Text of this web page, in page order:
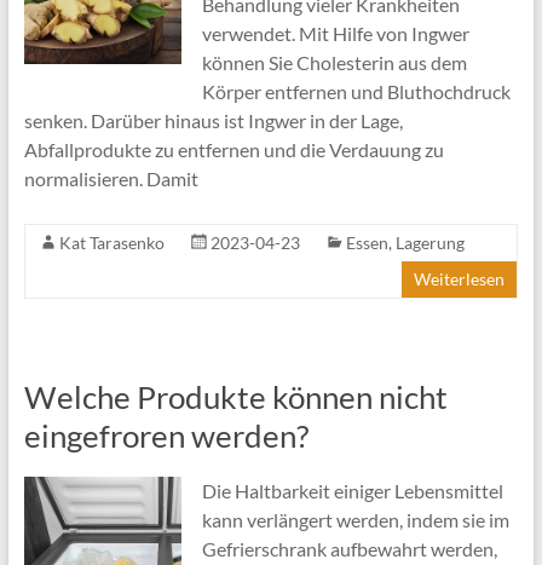
verwendet. Mit Hilfe von Ingwer
können Sie Cholesterin aus dem
Körper entfernen und Bluthochdruck
senken. Darüber hinaus ist Ingwer in der Lage,
Abfallprodukte zu entfernen und die Verdauung zu
normalisieren. Damit
Kat Tarasenko 2023-04-23 Essen, Lagerung
Weiterlesen
Welche Produkte können nicht
eingefroren werden?
Die Haltbarkeit einiger Lebensmittel
kann verlängert werden, indem sie im
Gefrierschrank aufbewahrt werden,